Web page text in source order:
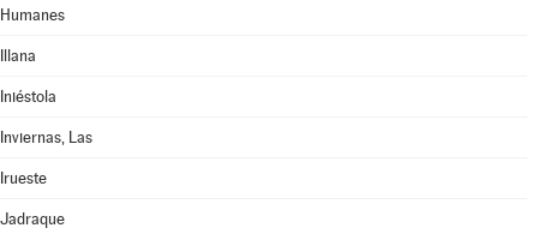
Humanes
Illana
Iniéstola
Inviernas, Las
Irueste
Jadraque